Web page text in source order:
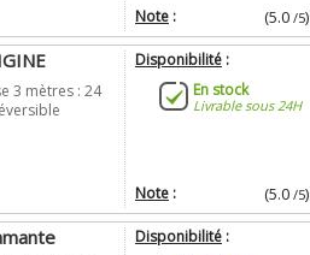
Note : (5.0 /5)
3 mètres : 24
Disponibilité :
En stock
Livrable sous 24H
Note : (5.0 /5)
Disponibilité :